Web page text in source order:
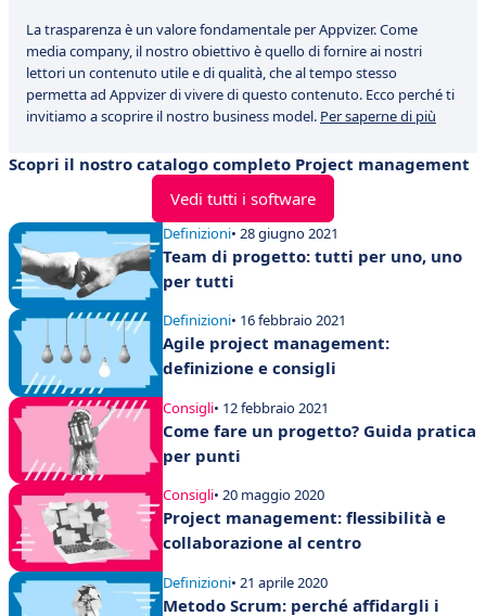
La trasparenza è un valore fondamentale per Appvizer. Come
media company, il nostro obiettivo è quello di fornire ai nostri
lettori un contenuto utile e di qualità, che al tempo stesso
permetta ad Appvizer di vivere di questo contenuto. Ecco perché ti
invitiamo a scoprire il nostro business model. Per saperne di più
Scopri il nostro catalogo completo Project management
Vedi tutti i software
Definizioni• 28 giugno 2021
Team di progetto: tutti per uno, uno
per tutti
Definizioni• 16 febbraio 2021
Agile project management:
definizione e consigli
Consigli• 12 febbraio 2021
Come fare un progetto? Guida pratica
per punti
Consigli• 20 maggio 2020
Project management: flessibilità e
collaborazione al centro
Definizioni• 21 aprile 2020
Metodo Scrum: perché affidargli i